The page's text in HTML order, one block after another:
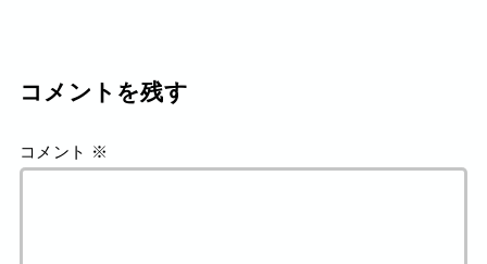
コメントを残す
コメント ※